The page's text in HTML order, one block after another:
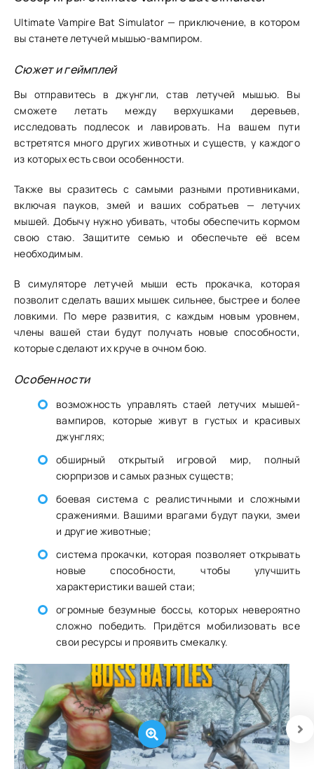
Ultimate Vampire Bat Simulator — приключение, в котором
вы станете летучей мышью-вампиром.
Сюжет и геймплей
Вы отправитесь в джунгли, став летучей мышью. Вы
сможете летать между верхушками деревьев,
исследовать подлесок и лавировать. На вашем пути
встретятся много других животных и существ, у каждого
из которых есть свои особенности.
Также вы сразитесь с самыми разными противниками,
включая пауков, змей и ваших собратьев — летучих
мышей. Добычу нужно убивать, чтобы обеспечить кормом
свою стаю. Защитите семью и обеспечьте её всем
необходимым.
В симуляторе летучей мыши есть прокачка, которая
позволит сделать ваших мышек сильнее, быстрее и более
ловкими. По мере развития, с каждым новым уровнем,
члены вашей стаи будут получать новые способности,
которые сделают их круче в очном бою.
Особенности
возможность управлять стаей летучих мышей-
вампиров, которые живут в густых и красивых
джунглях;
обширный открытый игровой мир, полный
сюрпризов и самых разных существ;
боевая система с реалистичными и сложными
сражениями. Вашими врагами будут пауки, змеи
и другие животные;
система прокачки, которая позволяет открывать
новые способности, чтобы улучшить
характеристики вашей стаи;
огромные безумные боссы, которых невероятно
сложно победить. Придётся мобилизовать все
свои ресурсы и проявить смекалку.